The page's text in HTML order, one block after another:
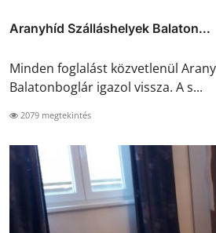
Aranyhíd Szálláshelyek Balaton...
Minden foglalást közvetlenül
Balatonboglár igazol vissza. A s...
2079 megtekintés